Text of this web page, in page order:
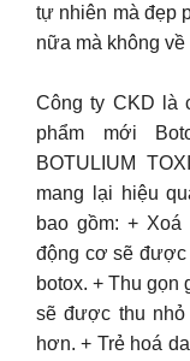
tự nhiên mà đẹp
nữa mà không
Công ty CKD là
phẩm mới
BOTULIUM
mang lại hiệu
bao gồm: +
động cơ sẽ
botox. + Thu
sẽ được thu
hơn. + Trẻ hoá